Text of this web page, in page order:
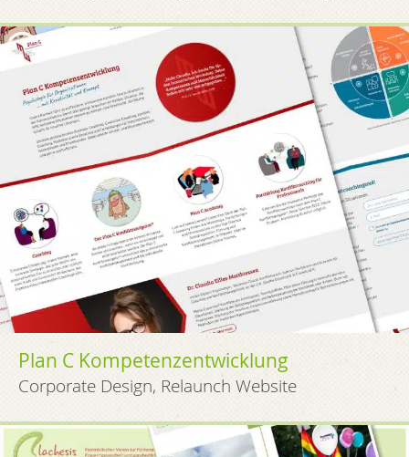
Plan C Kompetenz­entwicklung
Corporate Design, Relaunch Website